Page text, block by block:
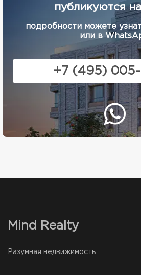
публикуются
подробности можете
или в
+7 (495)
Mind Realty
Разумная недвижимость